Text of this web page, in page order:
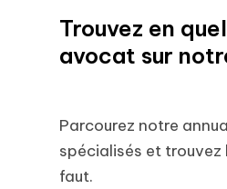
Trouvez en
avocat sur
Parcourez notre
spécialisés et trouvez
faut.